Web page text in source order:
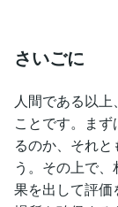
さいごに
人間である以
ことです。ま
るのか、それ
う。その上で
果を出して評